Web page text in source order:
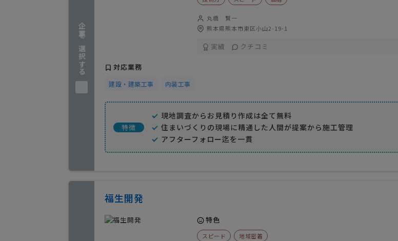
企業を選択する
丸橋 賢一
熊本県熊本市東区小山2-19-1
実績 クチコミ
対応業務
建設・建築工事 内装工事
特徴
現地調査からお見積り作成は全て無料
住まいづくりの現場に精通した人間が提案から施工管理
アフターフォロー迄を一貫
福生開発
特色
スピード 地域密着